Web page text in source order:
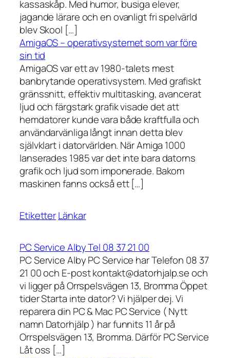
kassaskåp. Med humor, busiga elever,
jagande lärare och en ovanligt fri spelvärld
blev Skool […]
AmigaOS – operativsystemet som var före
sin tid
AmigaOS var ett av 1980-talets mest
banbrytande operativsystem. Med grafiskt
gränssnitt, effektiv multitasking, avancerat
ljud och färgstark grafik visade det att
hemdatorer kunde vara både kraftfulla och
användarvänliga långt innan detta blev
självklart i datorvärlden. När Amiga 1000
lanserades 1985 var det inte bara datorns
grafik och ljud som imponerade. Bakom
maskinen fanns också ett […]
EtiketterLänkar
PC Service Alby Tel 08 37 21 00
PC Service Alby PC Service har Telefon 08 37
21 00 och E-post kontakt@datorhjalp.se och
vi ligger på Orrspelsvägen 13, Bromma Öppet
tider Starta inte dator? Vi hjälper dej. Vi
reparera din PC & Mac PC Service ( Nytt
namn Datorhjälp ) har funnits 11 år på
Orrspelsvägen 13, Bromma. Därför PC Service
Låt oss […]